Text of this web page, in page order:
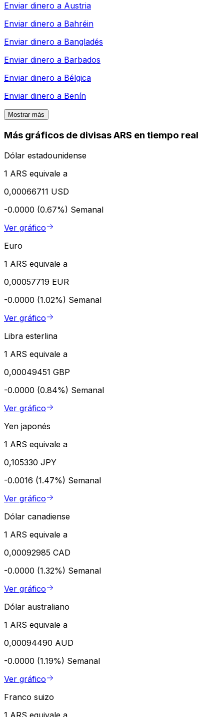
Enviar dinero a Austria
Enviar dinero a Bahréin
Enviar dinero a Bangladés
Enviar dinero a Barbados
Enviar dinero a Bélgica
Enviar dinero a Benín
Mostrar más
Más gráficos de divisas ARS en tiempo real
Dólar estadounidense
1 ARS equivale a
0,00066711 USD
-0.0000 (0.67%) Semanal
Ver gráfico
Euro
1 ARS equivale a
0,00057719 EUR
-0.0000 (1.02%) Semanal
Ver gráfico
Libra esterlina
1 ARS equivale a
0,00049451 GBP
-0.0000 (0.84%) Semanal
Ver gráfico
Yen japonés
1 ARS equivale a
0,105330 JPY
-0.0016 (1.47%) Semanal
Ver gráfico
Dólar canadiense
1 ARS equivale a
0,00092985 CAD
-0.0000 (1.32%) Semanal
Ver gráfico
Dólar australiano
1 ARS equivale a
0,00094490 AUD
-0.0000 (1.19%) Semanal
Ver gráfico
Franco suizo
1 ARS equivale a